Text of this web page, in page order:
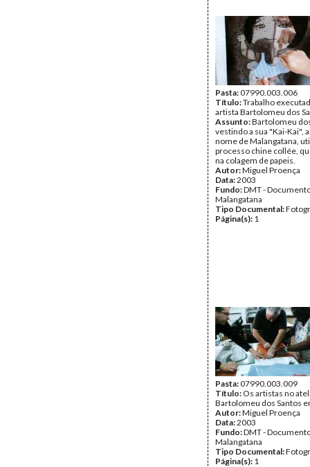
Pasta:07990.003.006
Título:Trabalho
artista Bartolomeu dos
Assunto:Bartolomeu
vestindo a sua "Kai-Kai",
nome de Malangatana,
processo chine collée,
na colagem de papeis.
Autor:Miguel Proença
Data:2003
Fundo:DMT -
Malangatana
Tipo Documental:
Página(s): 1
Pasta:07990.003.009
Título: Os artistas no
Bartolomeu dos Santos
Autor:Miguel Proença
Data:2003
Fundo:DMT -
Malangatana
Tipo Documental:
Página(s): 1